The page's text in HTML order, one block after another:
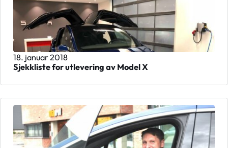
18. januar 2018
Sjekkliste for utlevering av Model X